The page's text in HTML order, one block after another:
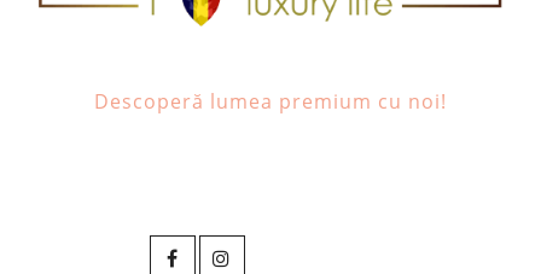
Descoperă lumea premium cu noi!